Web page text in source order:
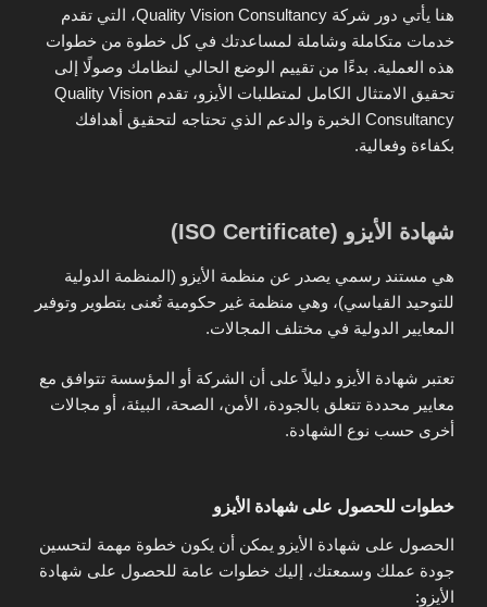
هنا يأتي دور شركة Quality Vision Consultancy، التي تقدم
خدمات متكاملة وشاملة لمساعدتك في كل خطوة من خطوات
هذه العملية. بدءًا من تقييم الوضع الحالي لنظامك وصولًا إلى
تحقيق الامتثال الكامل لمتطلبات الأيزو، تقدم Quality Vision
Consultancy الخبرة والدعم الذي تحتاجه لتحقيق أهدافك
بكفاءة وفعالية.
شهادة الأيزو (ISO Certificate)
هي مستند رسمي يصدر عن منظمة الأيزو (المنظمة الدولية
للتوحيد القياسي)، وهي منظمة غير حكومية تُعنى بتطوير وتوفير
المعايير الدولية في مختلف المجالات.
تعتبر شهادة الأيزو دليلاً على أن الشركة أو المؤسسة تتوافق مع
معايير محددة تتعلق بالجودة، الأمن، الصحة، البيئة، أو مجالات
أخرى حسب نوع الشهادة.
خطوات للحصول على شهادة الأيزو
الحصول على شهادة الأيزو يمكن أن يكون خطوة مهمة لتحسين
جودة عملك وسمعتك، إليك خطوات عامة للحصول على شهادة
الأيزو: